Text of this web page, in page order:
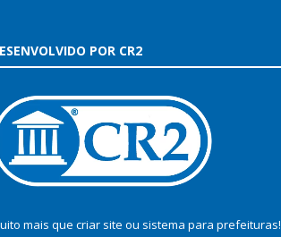
POR CR2
mais que criar site ou sistema para prefeituras!